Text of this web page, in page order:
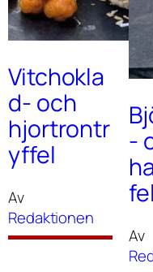
Vitchokla
d- och
hjortrontr
yffel
Av
Redaktionen
-
fel
Av